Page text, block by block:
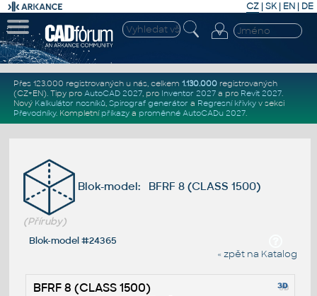
CZ | SK| EN | DE
Přes 123.000 registrovaných u nás, celkem 1.130.000registrovaných
(CZ+EN). Tipy pro AutoCAD 2027, pro Inventor 2027a pro Revit 2027.
Nový Kalkulátor nosníků, Spirograf generátor a Regresní křivkyv sekci
Převodníky. Kompletní příkazya proměnné AutoCADu 2027.
Blok-model: BFRF 8 (CLASS 1500)
(Příruby)
Blok-model #24365
« zpět na Katalog
BFRF 8 (CLASS 1500)